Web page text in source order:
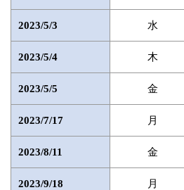
2023/5/3 水
2023/5/4 木
2023/5/5 金
2023/7/17 月
2023/8/11 金
2023/9/18 月